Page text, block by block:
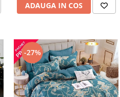
ADAUGA IN COS
-27%